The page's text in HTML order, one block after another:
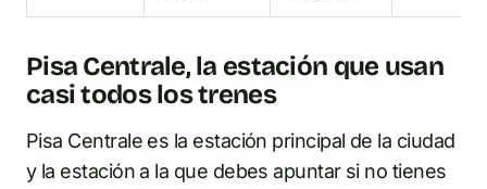
Pisa Centrale, la estación que usan
casi todos los trenes
Pisa Centrale es la estación principal de la ciudad
y la estación a la que debes apuntar si no tienes